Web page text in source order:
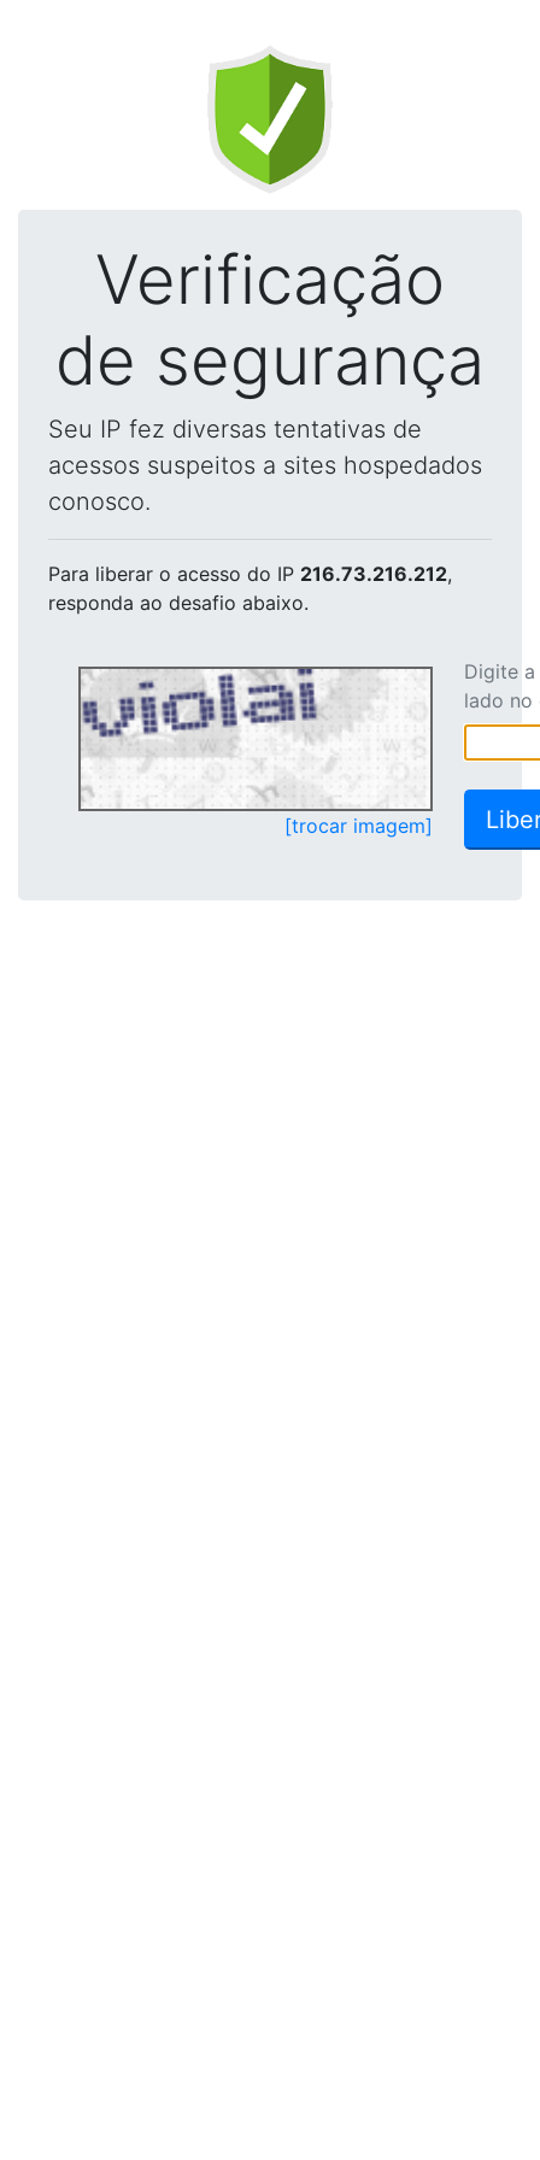
Verificação
de segurança
Seu IP fez diversas tentativas de
acessos suspeitos a sites hospedados
conosco.
Para liberar o acesso do IP 216.73.216.212,
responda ao desafio abaixo.
[trocar imagem]
Digite
lado no